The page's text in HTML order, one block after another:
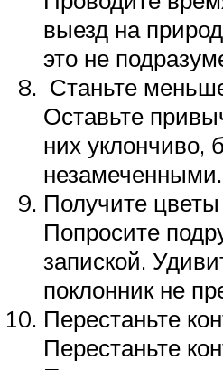
выезд на
это не
Станьте
Оставьте
них уклончиво,
незамеченными.
Получите
Попросите
запиской.
поклонник не
Перестаньте
Перестаньте